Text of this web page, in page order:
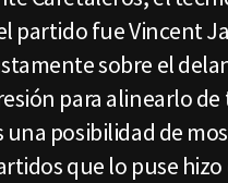
partido fue Vincent
sobre el
para alinearlo
una posibilidad de
que lo puse